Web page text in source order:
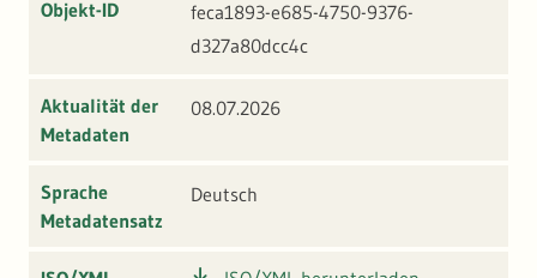
Objekt-ID
feca1893-e685-4750-9376-
d327a80dcc4c
Aktualität der
Metadaten
08.07.2026
Sprache
Metadatensatz
Deutsch